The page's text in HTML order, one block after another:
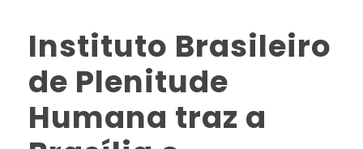
Instituto Brasileiro
de Plenitude
Humana traz a